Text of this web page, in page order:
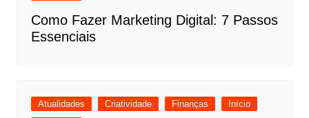
Como Fazer Marketing Digital: 7 Passos
Essenciais
Atualidades Criatividade Finanças
Início